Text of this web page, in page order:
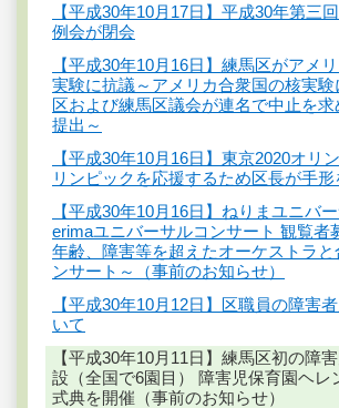
【平成30年10月17日】平成30年第三
例会が閉会
【平成30年10月16日】練馬区がアメ
実験に抗議～アメリカ合衆国の核実
区および練馬区議会が連名で中止を
提出～
【平成30年10月16日】東京2020オリ
リンピックを応援するため区長が手形
【平成30年10月16日】ねりまユニバ
erimaユニバーサルコンサート 観覧者
年齢、障害等を超えたオーケストラと
ンサート～（事前のお知らせ）
【平成30年10月12日】区職員の障害
いて
【平成30年10月11日】練馬区初の障
設（全国で6園目） 障害児保育園ヘレ
式典を開催（事前のお知らせ）